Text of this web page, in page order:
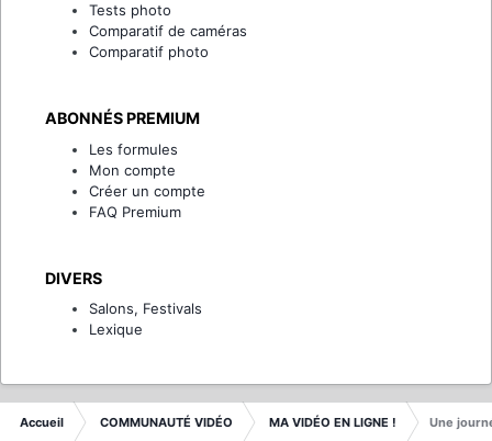
Tests photo
Comparatif de caméras
Comparatif photo
ABONNÉS PREMIUM
Les formules
Mon compte
Créer un compte
FAQ Premium
DIVERS
Salons, Festivals
Lexique
Accueil COMMUNAUTÉ VIDÉO MA VIDÉO EN LIGNE ! Une